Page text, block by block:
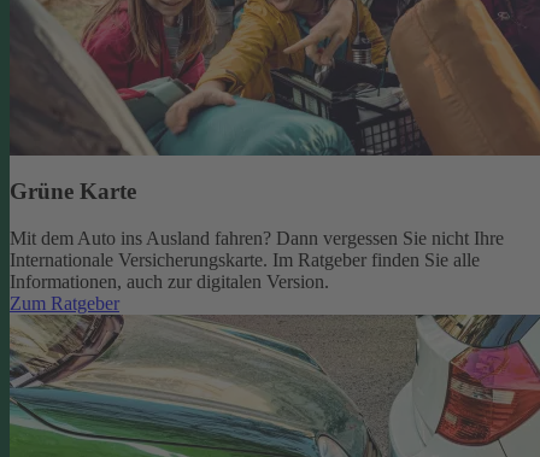
Grüne Karte
Mit dem Auto ins Ausland fahren? Dann vergessen Sie nicht Ihre
Internationale Versicherungskarte. Im Ratgeber finden Sie alle
Informationen, auch zur digitalen Version.
Zum Ratgeber